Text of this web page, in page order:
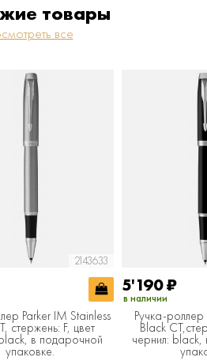
товары
все
2143633
Parker IM Stainless
стержень: F, цвет
в подарочной
упаковке.
5'190₽
в наличии
Ручка-
Black
чернил: